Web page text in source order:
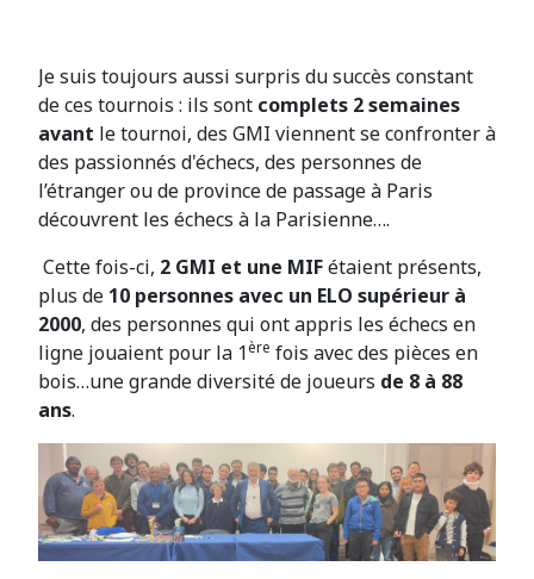
Je suis toujours aussi surpris du succès constant
de ces tournois : ils sont complets 2 semaines
avant le tournoi, des GMI viennent se confronter à
des passionnés d'échecs, des personnes de
l’étranger ou de province de passage à Paris
découvrent les échecs à la Parisienne….
Cette fois-ci, 2 GMI et une MIFétaient présents,
plus de 10 personnes avec un ELO supérieur à
2000, des personnes qui ont appris les échecs en
ligne jouaient pour la 1ère fois avec des pièces en
bois…une grande diversité de joueurs de 8 à 88
ans.